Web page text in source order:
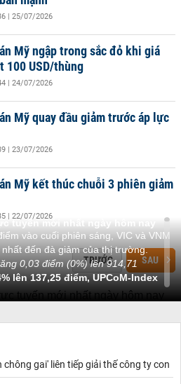
| 25/07/2026
Mỹ ngập trong sắc đỏ khi giá
100 USD/thùng
| 24/07/2026
Mỹ quay đầu giảm trước áp lực
| 23/07/2026
Mỹ kết thúc chuỗi 3 phiên giảm
| 22/07/2026
TRƯỚC SAU
tuyến mới nhất ngày hôm nay
vào cuối phiên sáng, VIC và VNM
đến đà giảm của thị trường.
0,03 điểm (0%) lên 914,71
lên 137,25 điểm, UPCoM-Index
Thời điểm hiện tại, rổ VN30 có 13 mã
mã đứng giá tham chiếu.
giảm 0,12 điểm (0,01%) xuống
0,15% lên 137,4 điểm, UPCoM-
gai' liên tiếp giải thế công ty con